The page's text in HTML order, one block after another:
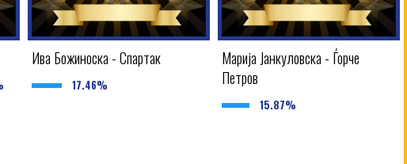
Ива Божиноска - Спартак
17.46%
Марија Јанкуловска - Ѓорче
Петров
15.87%